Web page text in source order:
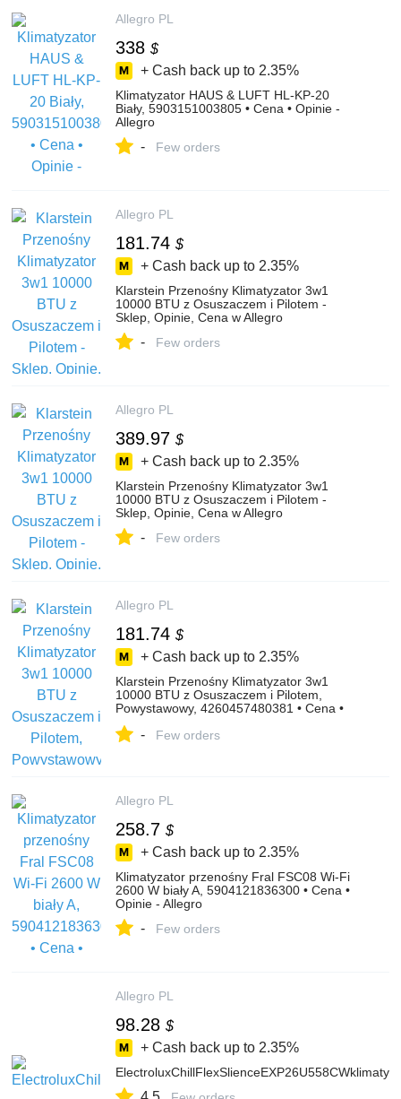
Allegro PL
338 $
+ Cash back up to 2.35%
Klimatyzator HAUS & LUFT HL-KP-20
Biały, 5903151003805 • Cena • Opinie -
Allegro
- Few orders
Allegro PL
181.74 $
+ Cash back up to 2.35%
Klarstein Przenośny Klimatyzator 3w1
10000 BTU z Osuszaczem i Pilotem -
Sklep, Opinie, Cena w Allegro
- Few orders
Allegro PL
389.97 $
+ Cash back up to 2.35%
Klarstein Przenośny Klimatyzator 3w1
10000 BTU z Osuszaczem i Pilotem -
Sklep, Opinie, Cena w Allegro
- Few orders
Allegro PL
181.74 $
+ Cash back up to 2.35%
Klarstein Przenośny Klimatyzator 3w1
10000 BTU z Osuszaczem i Pilotem,
Powystawowy, 4260457480381 • Cena •
- Few orders
Allegro PL
258.7 $
+ Cash back up to 2.35%
Klimatyzator przenośny Fral FSC08 Wi-Fi
2600 W biały A, 5904121836300 • Cena •
Opinie - Allegro
- Few orders
Allegro PL
98.28 $
+ Cash back up to 2.35%